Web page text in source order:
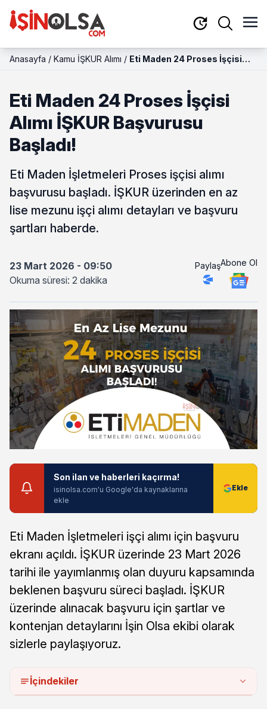
Anasayfa / Kamu İŞKUR Alımı / Eti Maden 24 Proses İşçisi
Eti Maden 24 Proses İşçisi
Alımı İŞKUR Başvurusu
Başladı!
Eti Maden İşletmeleri Proses işçisi alımı
başvurusu başladı. İŞKUR üzerinden en az
lise mezunu işçi alımı detayları ve başvuru
şartları haberde.
23 Mart 2026 - 09:50
Okuma süresi: 2 dakika
PaylaşAbone Ol
Son ilan ve haberleri kaçırma!
isinolsa.com'u Google'da kaynaklarına
ekle
Eti Maden İşletmeleri işçi alımı için başvuru
ekranı açıldı. İŞKUR üzerinde 23 Mart 2026
tarihi ile yayımlanmış olan duyuru kapsamında
beklenen başvuru süreci başladı. İŞKUR
üzerinde alınacak başvuru için şartlar ve
kontenjan detaylarını İşin Olsa ekibi olarak
sizlerle paylaşıyoruz.
İçindekiler